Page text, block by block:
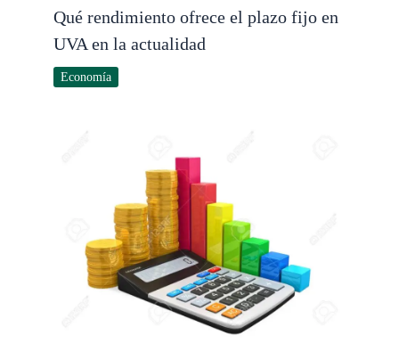
Qué rendimiento ofrece el plazo fijo en
UVA en la actualidad
Economía